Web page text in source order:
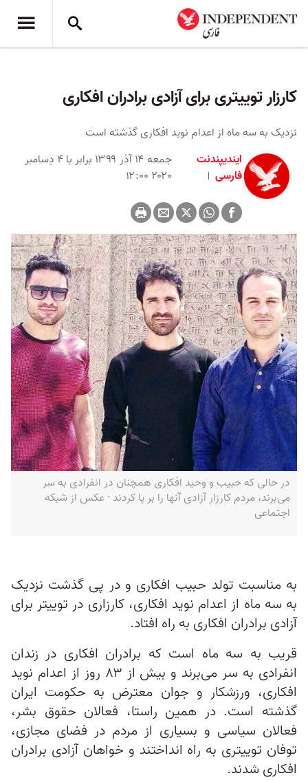
کارزار توییتری برای آزادی برادران افکاری
نزدیک به سه ماه از اعدام نوید افکاری گذشته است
ایندیپندنت
فارسی
جمعه ۱۴ آذر ۱۳۹۹ برابر با ۴ دِسامبر
۲۰۲۰ ۱۲:۰۰
در حالی که حبیب و وحید افکاری همچنان در انفرادی به سر
می‌برند، مردم کارزار آزادی آنها را بر پا کردند - عکس از شبکه
اجتماعی
به مناسبت تولد حبیب افکاری و در پی گذشت نزدیک
به سه ماه از اعدام نوید افکاری، کارزاری در توییتر برای
آزادی برادران افکاری به راه افتاد.
قریب به سه ماه است که برادران افکاری در زندان
انفرادی به سر می‌برند و بیش از ۸۳ روز از اعدام نوید
افکاری، ورزشکار و جوان معترض به حکومت ایران
گذشته است. در همین راستا، فعالان حقوق بشر،
فعالان سیاسی و بسیاری از مردم در فضای مجازی،
توفان توییتری به راه انداختند و خواهان آزادی برادران
افکاری شدند.